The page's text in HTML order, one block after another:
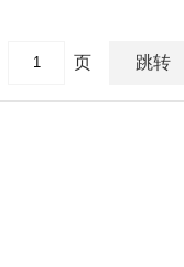
页 跳转